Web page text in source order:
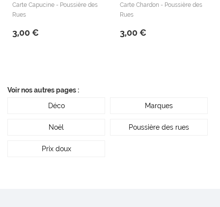
Carte Capucine - Poussière des
Rues
3,00 €
Carte Chardon - Poussière des
Rues
3,00 €
Voir nos autres pages :
Déco
Marques
Noël Poussière des rues
Prix doux